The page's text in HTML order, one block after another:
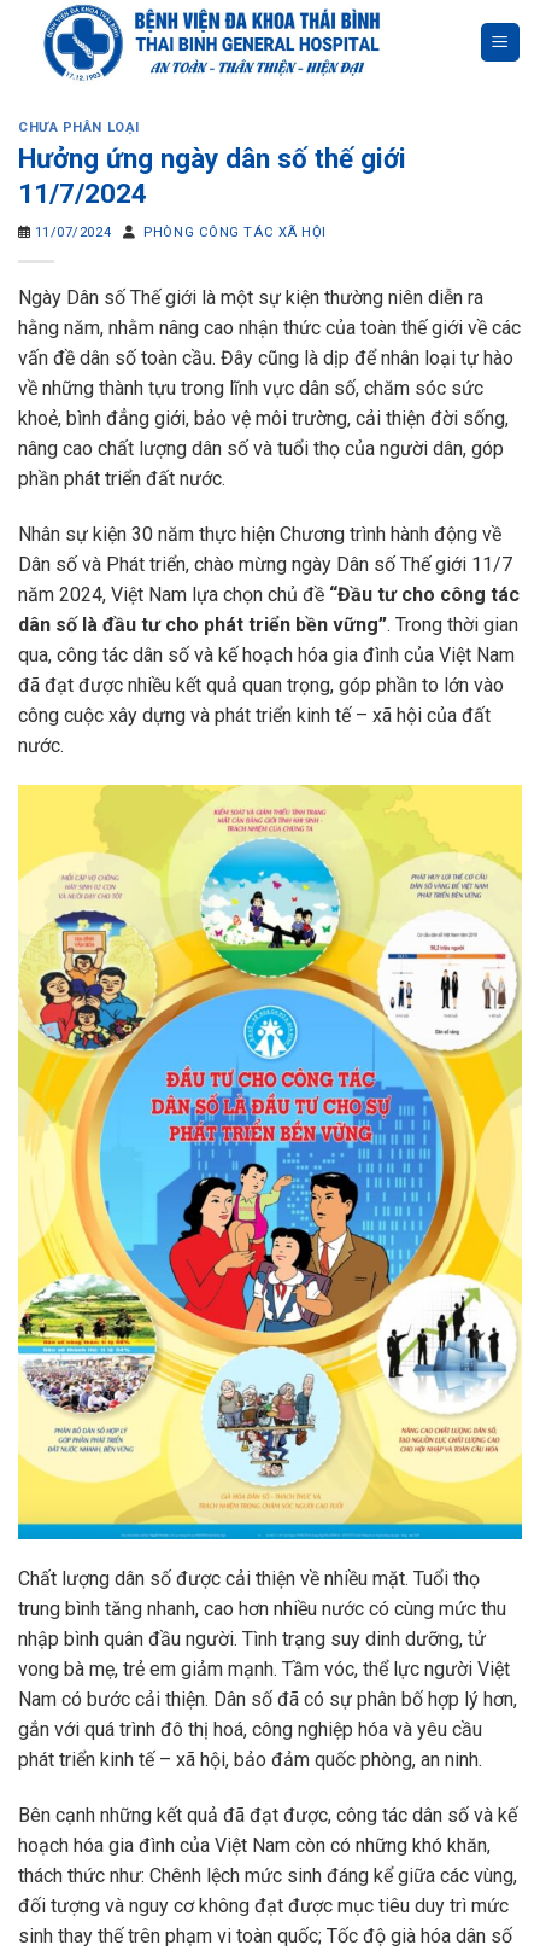
content
CHƯA PHÂN LOẠI
Hưởng ứng ngày dân số thế giới
11/7/2024
11/07/2024 PHÒNG CÔNG TÁC XÃ HỘI
Ngày Dân số Thế giới là một sự kiện thường niên diễn ra
hằng năm, nhằm nâng cao nhận thức của toàn thế giới về các
vấn đề dân số toàn cầu. Đây cũng là dịp để nhân loại tự hào
về những thành tựu trong lĩnh vực dân số, chăm sóc sức
khoẻ, bình đẳng giới, bảo vệ môi trường, cải thiện đời sống,
nâng cao chất lượng dân số và tuổi thọ của người dân, góp
phần phát triển đất nước.
Nhân sự kiện 30 năm thực hiện Chương trình hành động về
Dân số và Phát triển, chào mừng ngày Dân số Thế giới 11/7
năm 2024, Việt Nam lựa chọn chủ đề “Đầu tư cho công tác
dân số là đầu tư cho phát triển bền vững”. Trong thời gian
qua, công tác dân số và kế hoạch hóa gia đình của Việt Nam
đã đạt được nhiều kết quả quan trọng, góp phần to lớn vào
công cuộc xây dựng và phát triển kinh tế – xã hội của đất
nước.
Chất lượng dân số được cải thiện về nhiều mặt. Tuổi thọ
trung bình tăng nhanh, cao hơn nhiều nước có cùng mức thu
nhập bình quân đầu người. Tình trạng suy dinh dưỡng, tử
vong bà mẹ, trẻ em giảm mạnh. Tầm vóc, thể lực người Việt
Nam có bước cải thiện. Dân số đã có sự phân bố hợp lý hơn,
gắn với quá trình đô thị hoá, công nghiệp hóa và yêu cầu
phát triển kinh tế – xã hội, bảo đảm quốc phòng, an ninh.
Bên cạnh những kết quả đã đạt được, công tác dân số và kế
hoạch hóa gia đình của Việt Nam còn có những khó khăn,
thách thức như: Chênh lệch mức sinh đáng kể giữa các vùng,
đối tượng và nguy cơ không đạt được mục tiêu duy trì mức
sinh thay thế trên phạm vi toàn quốc; Tốc độ già hóa dân số